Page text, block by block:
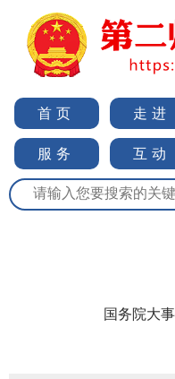
首页 走进
服务 互动
国务院大